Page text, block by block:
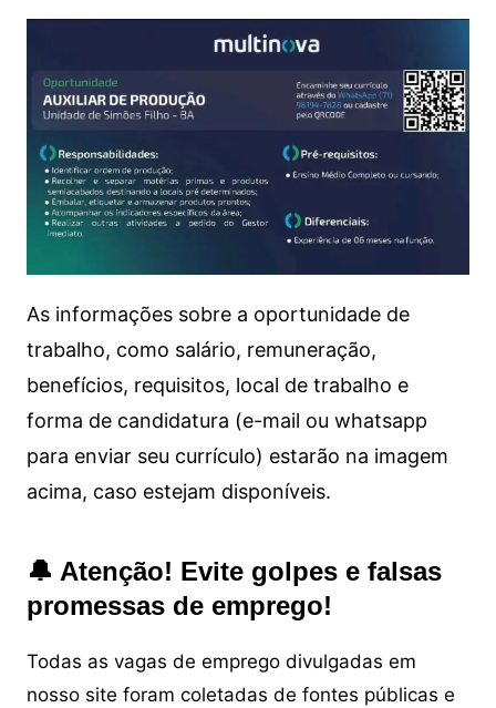
As informações sobre a oportunidade de
trabalho, como salário, remuneração,
benefícios, requisitos, local de trabalho e
forma de candidatura (e-mail ou whatsapp
para enviar seu currículo) estarão na imagem
acima, caso estejam disponíveis.
🔔 Atenção! Evite golpes e falsas
promessas de emprego!
Todas as vagas de emprego divulgadas em
nosso site foram coletadas de fontes públicas e